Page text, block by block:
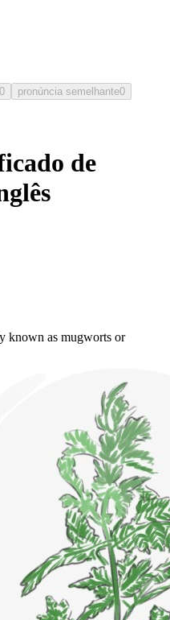
0 pronúncia semelhante0
de
known as mugworts or